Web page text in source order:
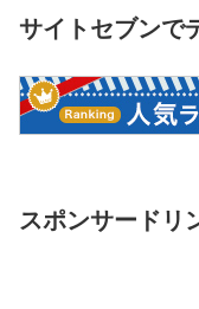
サイトセブンで
スポンサードリ